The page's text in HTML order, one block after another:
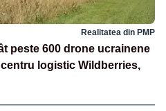
Realitatea din PMP
peste 600 drone ucrainene
logistic Wildberries,